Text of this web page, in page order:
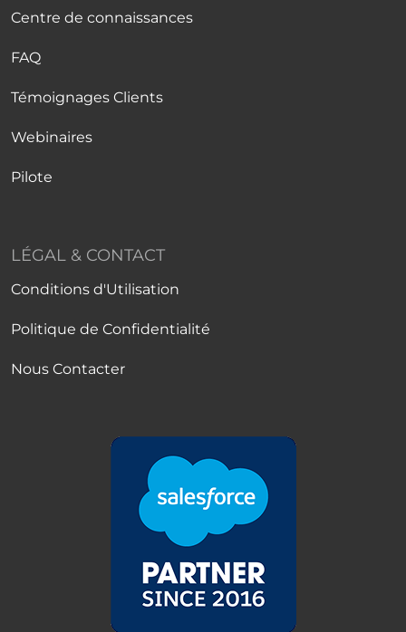
Centre de connaissances
FAQ
Témoignages Clients
Webinaires
Pilote
LÉGAL & CONTACT
Conditions d'Utilisation
Politique de Confidentialité
Nous Contacter